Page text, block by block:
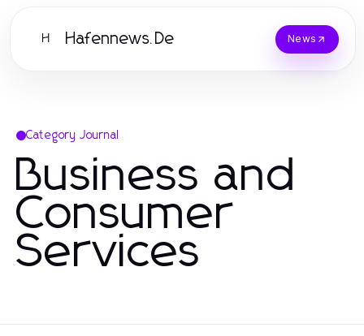
H Hafennews.De News
Category Journal
Business and
Consumer
Services